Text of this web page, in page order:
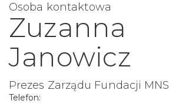
Osoba kontaktowa
Zuzanna
Janowicz
Prezes Zarządu Fundacji MNS
Telefon: